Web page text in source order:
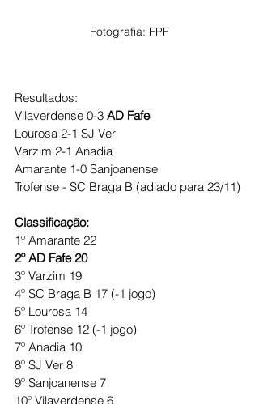
Fotografia: FPF
Resultados:
Vilaverdense 0-3 AD Fafe
Lourosa 2-1 SJ Ver
Varzim 2-1 Anadia
Amarante 1-0 Sanjoanense
Trofense - SC Braga B (adiado para 23/11)
Classificação:
1º Amarante 22
2º AD Fafe 20
3º Varzim 19
4º SC Braga B 17 (-1 jogo)
5º Lourosa 14
6º Trofense 12 (-1 jogo)
7º Anadia 10
8º SJ Ver 8
9º Sanjoanense 7
10º Vilaverdense 6